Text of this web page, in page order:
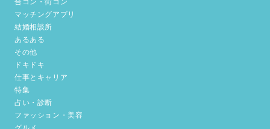
合コン・街コン
マッチングアプリ
結婚相談所
あるある
その他
ドキドキ
仕事とキャリア
特集
占い・診断
ファッション・美容